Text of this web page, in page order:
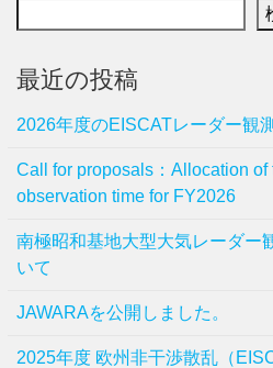
最近の投稿
2026年度のEISCATレーダー観
Call for proposals：Allocation of
observation time for FY2026
南極昭和基地大型大気レーダー
いて
JAWARAを公開しました。
2025年度 欧州非干渉散乱（